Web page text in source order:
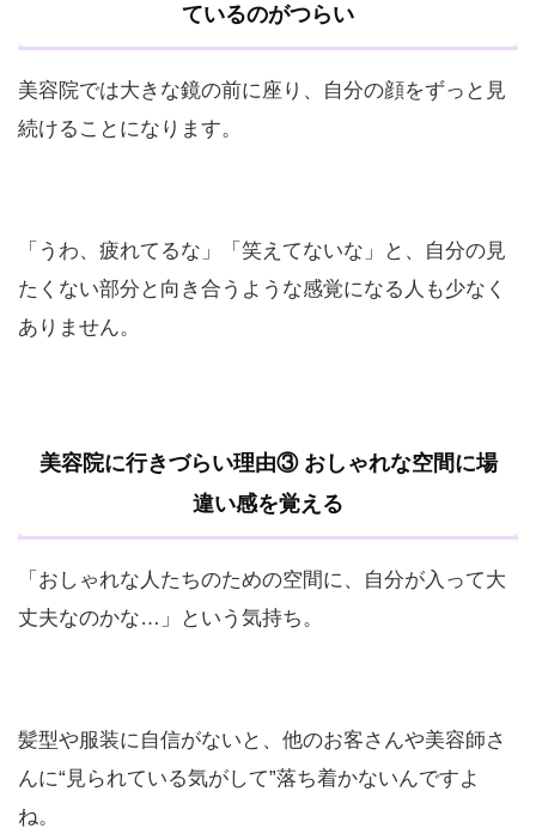
ているのがつらい
美容院では大きな鏡の前に座り、自分の顔をずっと見
続けることになります。
「うわ、疲れてるな」「笑えてないな」と、自分の見
たくない部分と向き合うような感覚になる人も少なく
ありません。
美容院に行きづらい理由③ おしゃれな空間に場
違い感を覚える
「おしゃれな人たちのための空間に、自分が入って大
丈夫なのかな…」という気持ち。
髪型や服装に自信がないと、他のお客さんや美容師さ
んに“見られている気がして”落ち着かないんですよ
ね。